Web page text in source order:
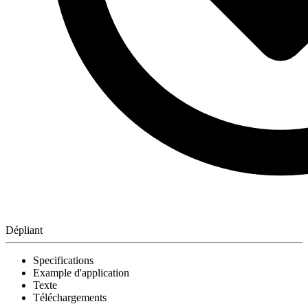
Dépliant
Specifications
Example d'application
Texte
Téléchargements